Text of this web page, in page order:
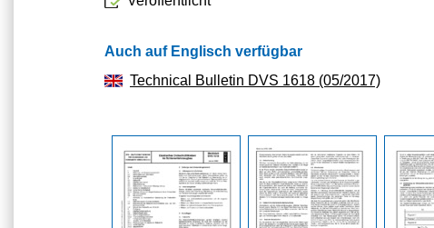
Auch auf Englisch verfügbar
Technical Bulletin DVS 1618 (05/2017)